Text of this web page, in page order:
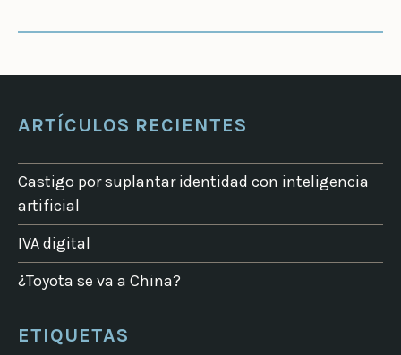
ARTÍCULOS RECIENTES
Castigo por suplantar identidad con inteligencia
artificial
IVA digital
¿Toyota se va a China?
ETIQUETAS